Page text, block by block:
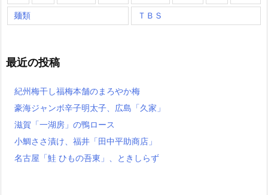
麺類 ＴＢＳ
最近の投稿
紀州梅干し福梅本舗のまろやか梅
豪海ジャンボ辛子明太子、広島「久家」
滋賀「一湖房」の鴨ロース
小鯛ささ漬け、福井「田中平助商店」
名古屋「鮭 ひもの吾東」、ときしらず